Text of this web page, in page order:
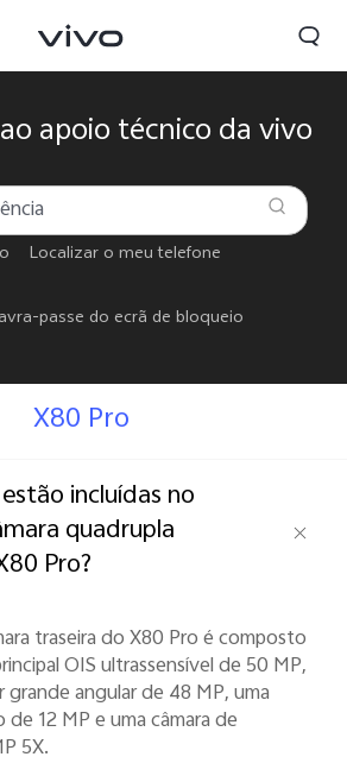
apoio técnico da vivo
Localizar o meu telefone
passe do ecrã de bloqueio
X80 Pro
incluídas no
quadrupla
Pro?
traseira do X80 Pro é composto
OIS ultrassensível de 50 MP,
grande angular de 48 MP, uma
12 MP e uma câmara de
5X.